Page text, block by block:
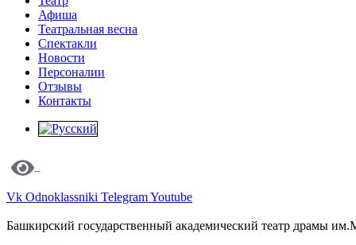
Афиша
Театральная весна
Спектакли
Новости
Персоналии
Отзывы
Контакты
Vk Odnoklassniki TelegramYoutube
Башкирский государственный академический театр драмы